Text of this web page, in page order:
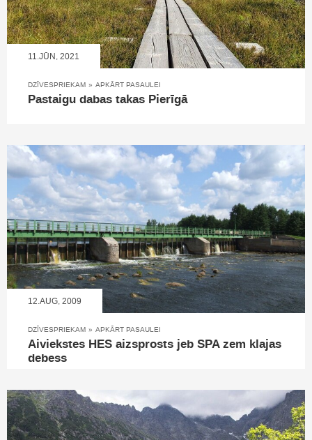
11.JŪN, 2021
DZĪVESPRIEKAM » APKĀRT PASAULEI
Pastaigu dabas takas Pierīgā
12.AUG, 2009
DZĪVESPRIEKAM » APKĀRT PASAULEI
Aiviekstes HES aizsprosts jeb SPA zem klajas
debess